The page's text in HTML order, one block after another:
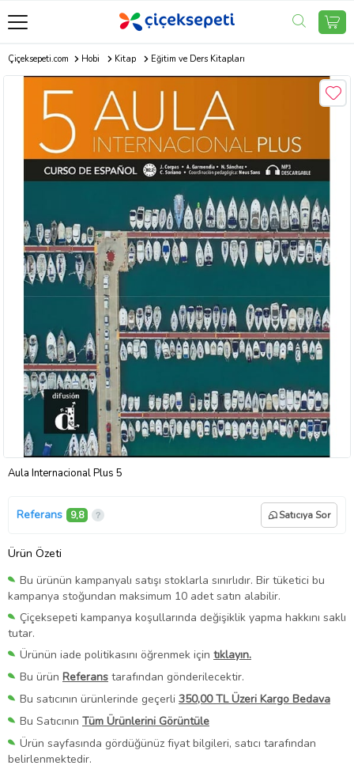
Çiçeksepeti.com Hobi Kitap Eğitim ve Ders Kitapları
Aula Internacional Plus 5
Referans 9,8 Satıcıya Sor
Ürün Özeti
Bu ürünün kampanyalı satışı stoklarla sınırlıdır. Bir tüketici bu
kampanya stoğundan maksimum 10 adet satın alabilir.
Çiçeksepeti kampanya koşullarında değişiklik yapma hakkını saklı
tutar.
Ürünün iade politikasını öğrenmek için tıklayın.
Bu ürün Referans tarafından gönderilecektir.
Bu satıcının ürünlerinde geçerli 350,00 TL Üzeri Kargo Bedava
Bu Satıcının Tüm Ürünlerini Görüntüle
Ürün sayfasında gördüğünüz fiyat bilgileri, satıcı tarafından
belirlenmektedir.